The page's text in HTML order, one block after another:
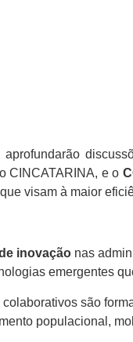
CINCATARINA, e o
visam à maior
inovação nas
emergentes
são
populacional,